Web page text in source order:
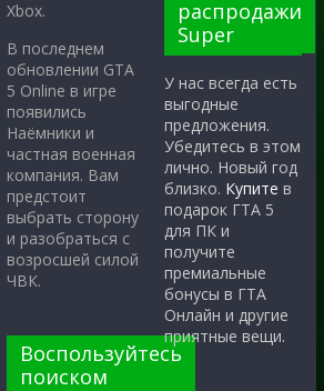
Xbox.
В последнем
обновлении GTA
5 Online в игре
появились
Наёмники и
частная военная
компания. Вам
предстоит
выбрать сторону
и разобраться с
возросшей силой
ЧВК.
Воспользуйтесь
поиском
распродажи
Super
У нас всегда есть
выгодные
предложения.
Убедитесь в этом
лично. Новый год
близко. Купите в
подарок ГТА 5
для ПК и
получите
премиальные
бонусы в ГТА
Онлайн и другие
приятные вещи.